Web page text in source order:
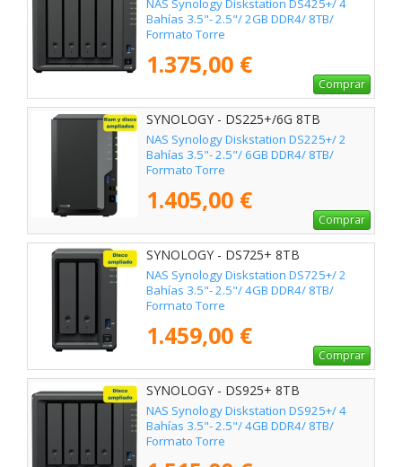
NAS Synology Diskstation DS425+/ 4
Bahías 3.5"- 2.5"/ 2GB DDR4/ 8TB/
Formato Torre
1.375,00 €
Comprar
SYNOLOGY - DS225+/6G 8TB
NAS Synology Diskstation DS225+/ 2
Bahías 3.5"- 2.5"/ 6GB DDR4/ 8TB/
Formato Torre
1.405,00 €
Comprar
SYNOLOGY - DS725+ 8TB
NAS Synology Diskstation DS725+/ 2
Bahías 3.5"- 2.5"/ 4GB DDR4/ 8TB/
Formato Torre
1.459,00 €
Comprar
SYNOLOGY - DS925+ 8TB
NAS Synology Diskstation DS925+/ 4
Bahías 3.5"- 2.5"/ 4GB DDR4/ 8TB/
Formato Torre